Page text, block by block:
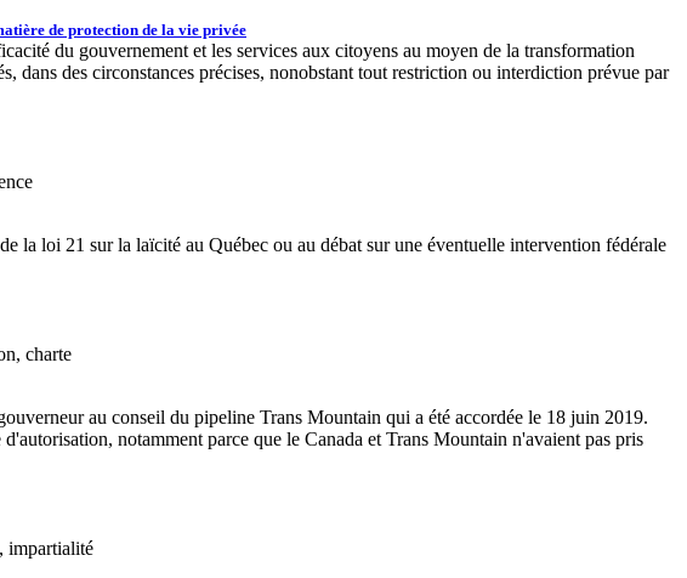
de protection de la vie privée
du gouvernement et les services aux citoyens au moyen de la transformation
dans des circonstances précises, nonobstant tout restriction ou interdiction prévue par
la loi 21 sur la laïcité au Québec ou au débat sur une éventuelle intervention fédérale
charte
au conseil du pipeline Trans Mountain qui a été accordée le 18 juin 2019.
notamment parce que le Canada et Trans Mountain n'avaient pas pris
impartialité